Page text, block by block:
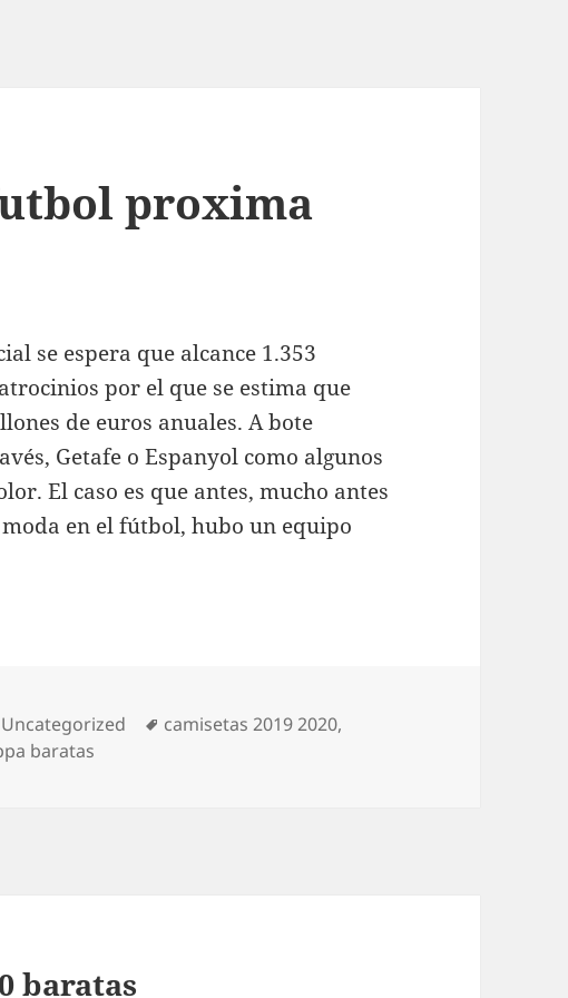
proxima
se espera que alcance 1.353
por el que se estima que
de euros anuales. A bote
Getafe o Espanyol como algunos
El caso es que antes, mucho antes
en el fútbol, hubo un equipo
Categorías
Uncategorized Etiquetas
camisetas 2019 2020,
baratas
baratas